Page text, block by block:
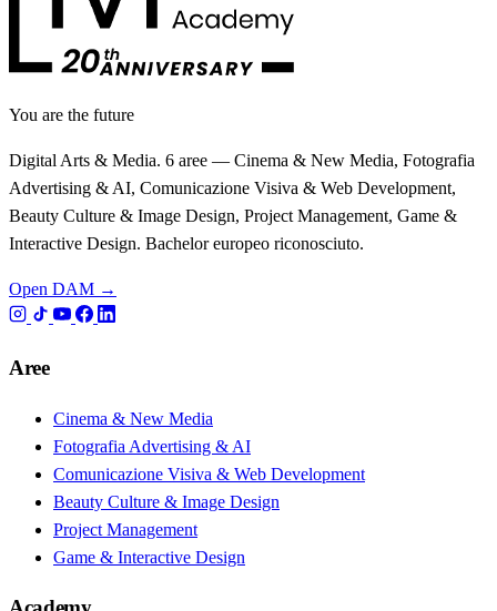
You are the future
Digital Arts & Media. 6 aree — Cinema & New Media, Fotografia
Advertising & AI, Comunicazione Visiva & Web Development,
Beauty Culture & Image Design, Project Management, Game &
Interactive Design. Bachelor europeo riconosciuto.
Open DAM →
Aree
Cinema & New Media
Fotografia Advertising & AI
Comunicazione Visiva & Web Development
Beauty Culture & Image Design
Project Management
Game & Interactive Design